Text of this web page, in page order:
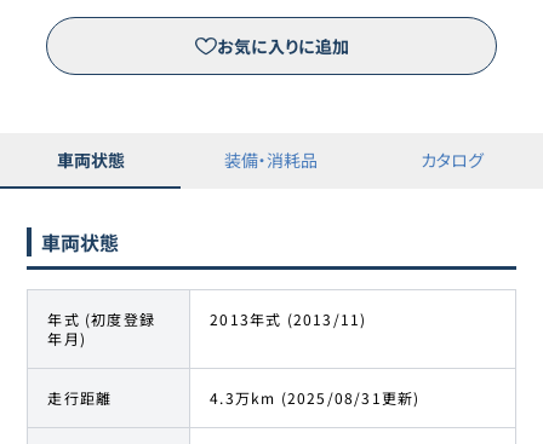
お気に入りに追加
車両状態 装備・消耗品 カタログ
車両状態
年式 (初度登録
年月)
2013年式 (2013/11)
走行距離 4.3万km (2025/08/31更新)